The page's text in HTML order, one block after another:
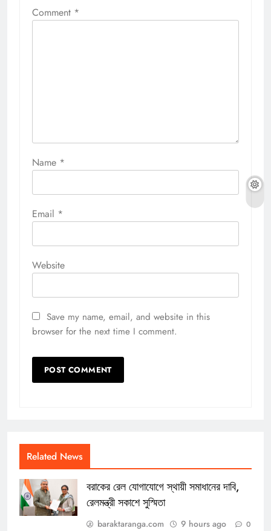
Comment *
Name *
Email *
Website
Save my name, email, and website in this
browser for the next time I comment.
Related News
বরাকের রেল যোগাযোগে স্থায়ী সমাধানের দাবি,
রেলমন্ত্রী সকাশে সুস্মিতা
baraktaranga.com 9 hours ago 0